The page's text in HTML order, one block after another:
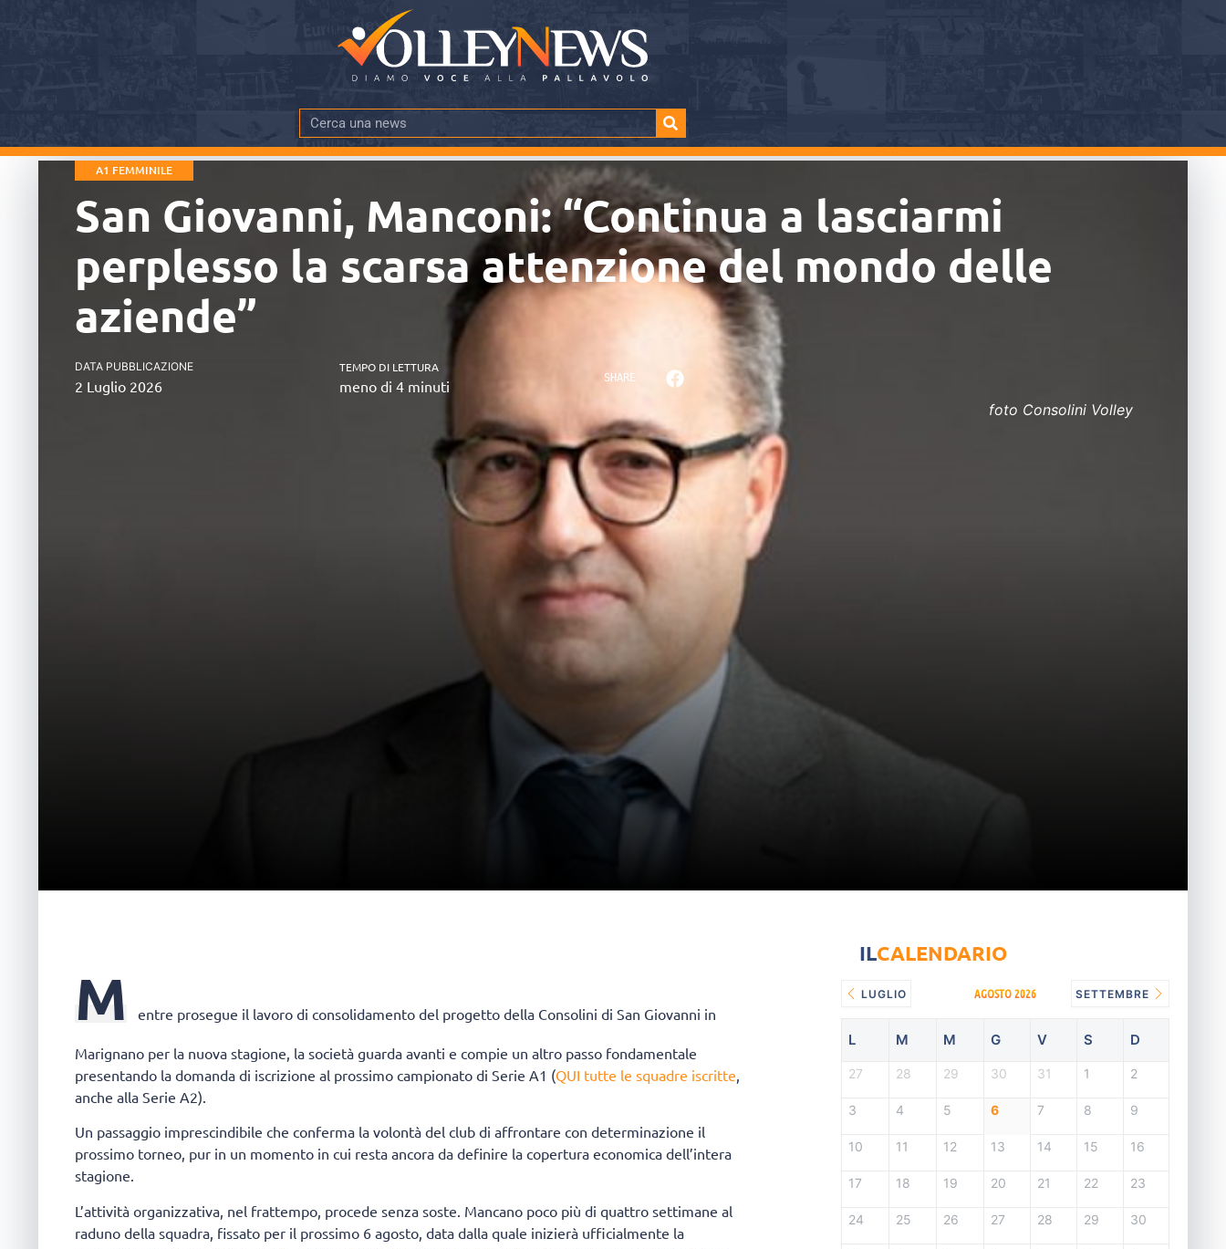
A1 FEMMINILE
San Giovanni, Manconi: “Continua a lasciarmi
perplesso la scarsa attenzione del mondo delle
aziende”
DATA PUBBLICAZIONE
2 Luglio 2026
TEMPO DI LETTURA
meno di 4 minuti SHARE
foto Consolini Volley
M entre prosegue il lavoro di consolidamento del progetto della Consolini di San Giovanni in
Marignano per la nuova stagione, la società guarda avanti e compie un altro passo fondamentale
presentando la domanda di iscrizione al prossimo campionato di Serie A1 (QUI tutte le squadre iscritte
anche alla Serie A2).
Un passaggio imprescindibile che conferma la volontà del club di affrontare con determinazione il
prossimo torneo, pur in un momento in cui resta ancora da definire la copertura economica dell’intera
stagione.
L’attività organizzativa, nel frattempo, procede senza soste. Mancano poco più di quattro settimane al
raduno della squadra, fissato per il prossimo 6 agosto, data dalla quale inizierà ufficialmente la
ILCALENDARIO
LUGLIO AGOSTO 2026 SETTEMBRE
L M M G V S D
27 28 29 30 31 1 2
3 4 5 6 7 8 9
10 11 12 13 14 15 16
17 18 19 20 21 22 23
24 25 26 27 28 29 30